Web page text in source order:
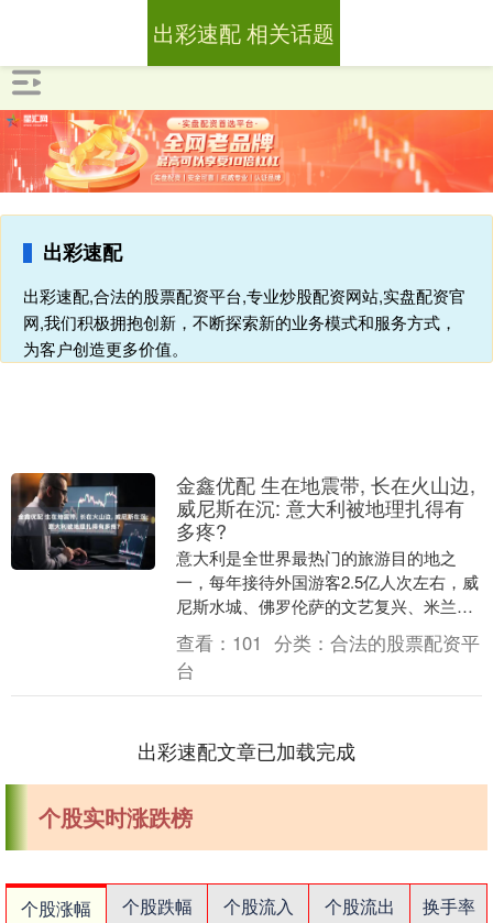
出彩速配
出彩速配,合法的股票配资平台,专业炒股配资网站,实盘配资官
网,我们积极拥抱创新，不断探索新的业务模式和服务方式，
为客户创造更多价值。
出彩速配 相关话题
金鑫优配 生在地震带, 长在火山边,
威尼斯在沉: 意大利被地理扎得有
多疼?
意大利是全世界最热门的旅游目的地之
一，每年接待外国游客2.5亿人次左右，威
尼斯水城、佛罗伦萨的文艺复兴、米兰的
时尚、托斯卡纳的艳阳、西西里的美丽传
说……都是闻名....
查看： 101 分类： 合法的股票配资平
台
出彩速配文章已加载完成
个股实时涨跌榜
个股涨幅 个股跌幅 个股流入 个股流出
换手率